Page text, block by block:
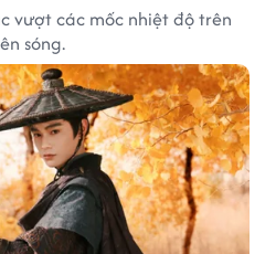
vượt các mốc nhiệt độ trên
sóng.